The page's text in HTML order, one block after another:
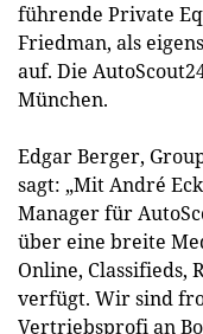
führende Private
Friedman, als
auf. Die
München.
Edgar Berger,
sagt: „Mit André
Manager für
über eine breite
Online, Classifieds,
verfügt. Wir sind
Vertriebsprofi an